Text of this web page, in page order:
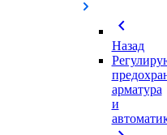
chevron_left
Назад
арматура
и